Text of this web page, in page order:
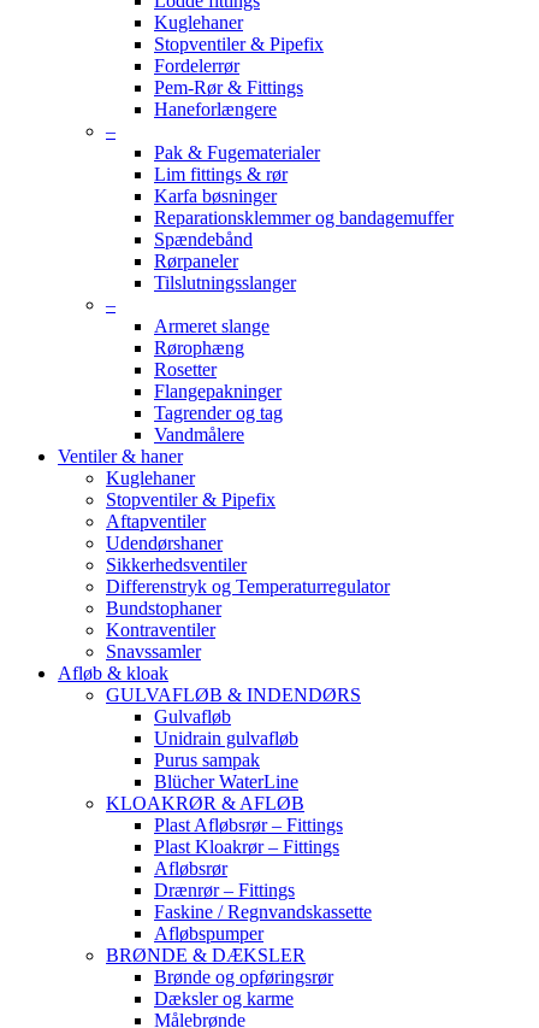
Kuglehaner
Stopventiler & Pipefix
Fordelerrør
Pem-Rør & Fittings
Haneforlængere
–
Pak & Fugematerialer
Lim fittings & rør
Karfa bøsninger
Reparationsklemmer og bandagemuffer
Spændebånd
Rørpaneler
Tilslutningsslanger
–
Armeret slange
Rørophæng
Rosetter
Flangepakninger
Tagrender og tag
Vandmålere
Ventiler & haner
Kuglehaner
Stopventiler & Pipefix
Aftapventiler
Udendørshaner
Sikkerhedsventiler
Differenstryk og Temperaturregulator
Bundstophaner
Kontraventiler
Snavssamler
Afløb & kloak
GULVAFLØB & INDENDØRS
Gulvafløb
Unidrain gulvafløb
Purus sampak
Blücher WaterLine
KLOAKRØR & AFLØB
Plast Afløbsrør – Fittings
Plast Kloakrør – Fittings
Afløbsrør
Drænrør – Fittings
Faskine / Regnvandskassette
Afløbspumper
BRØNDE & DÆKSLER
Brønde og opføringsrør
Dæksler og karme
Målebrønde